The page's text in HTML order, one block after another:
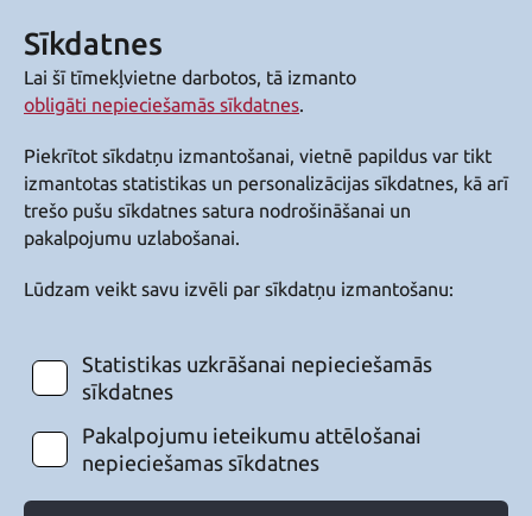
Sīkdatnes
Lai šī tīmekļvietne darbotos, tā izmanto
obligāti nepieciešamās sīkdatnes.
Piekrītot sīkdatņu izmantošanai, vietnē papildus var tikt
izmantotas statistikas un personalizācijas sīkdatnes, kā arī
trešo pušu sīkdatnes satura nodrošināšanai un
pakalpojumu uzlabošanai.
Lūdzam veikt savu izvēli par sīkdatņu izmantošanu:
Statistikas uzkrāšanai nepieciešamās
sīkdatnes
Pakalpojumu ieteikumu attēlošanai
nepieciešamas sīkdatnes